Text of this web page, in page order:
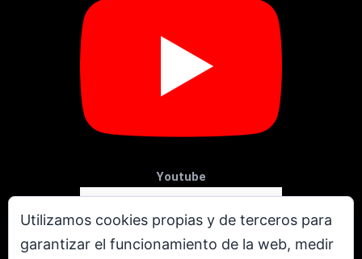
Utilizamos cookies propias y de terceros para
garantizar el funcionamiento de la web, medir
Youtube